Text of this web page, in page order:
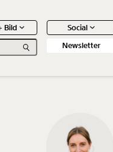
Bild
Social
Newsletter
0Artikel